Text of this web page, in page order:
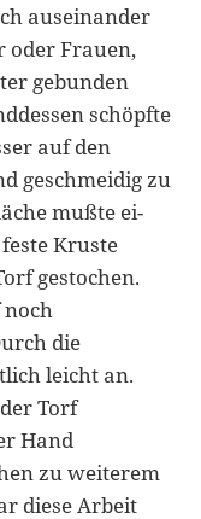
aus­einander
oder Frauen,
gebunden
schöpfte
auf den
geschmeidig zu
mußte ei­
Kruste
gestochen.
noch
die
leicht an.
Torf
Hand
zu weiterem
diese Arbeit